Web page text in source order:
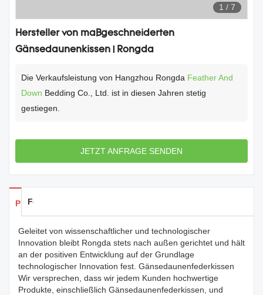
1 / 7
Hersteller von maßgeschneiderten
Gänsedaunenkissen | Rongda
Die Verkaufsleistung von Hangzhou Rongda Feather And
Down Bedding Co., Ltd. ist in diesen Jahren stetig
gestiegen.
JETZT ANFRAGE SENDEN
Produkte Details
Feedback
Geleitet von wissenschaftlicher und technologischer
Innovation bleibt Rongda stets nach außen gerichtet und hält
an der positiven Entwicklung auf der Grundlage
technologischer Innovation fest. Gänsedaunenfederkissen
Wir versprechen, dass wir jedem Kunden hochwertige
Produkte, einschließlich Gänsedaunenfederkissen, und